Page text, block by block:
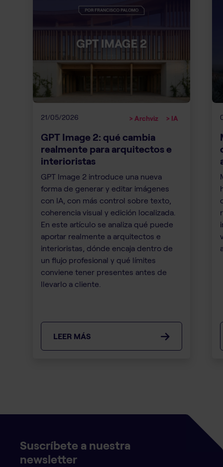
21/05/2026 > IA
> Archviz
GPT Image 2: qué cambia
realmente para arquitectos e
interioristas
GPT Image 2 introduce una nueva
forma de generar y editar imágenes
con IA, con más control sobre texto,
coherencia visual y edición localizada.
En este artículo se analiza qué puede
aportar realmente a arquitectos e
interioristas, dónde encaja dentro de
un flujo profesional y qué límites
conviene tener presentes antes de
llevarlo a cliente.
LEER MÁS
Suscríbete a nuestra
newsletter